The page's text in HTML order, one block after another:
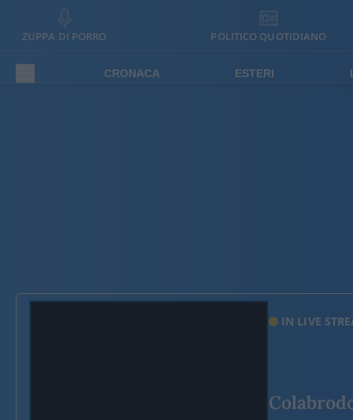
ZUPPA DI PORRO POLITICO QUOTIDIANO
CRONACA ESTERI
IN LIVE